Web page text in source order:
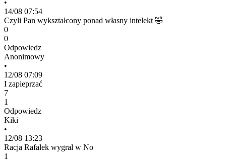
•
14/08 07:54
Czyli Pan wykształcony ponad własny intelekt 🤣
0
0
Odpowiedz
Anonimowy
•
12/08 07:09
I zapieprzać
7
1
Odpowiedz
Kiki
•
12/08 13:23
Racja Rafalek wygral w No
1